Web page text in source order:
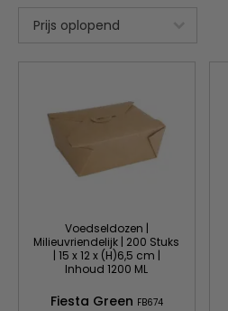
Voedseldozen |
Milieuvriendelijk | 200 Stuks
| 15 x 12 x (H)6,5 cm |
Inhoud 1200 ML
Fiesta Green FB674